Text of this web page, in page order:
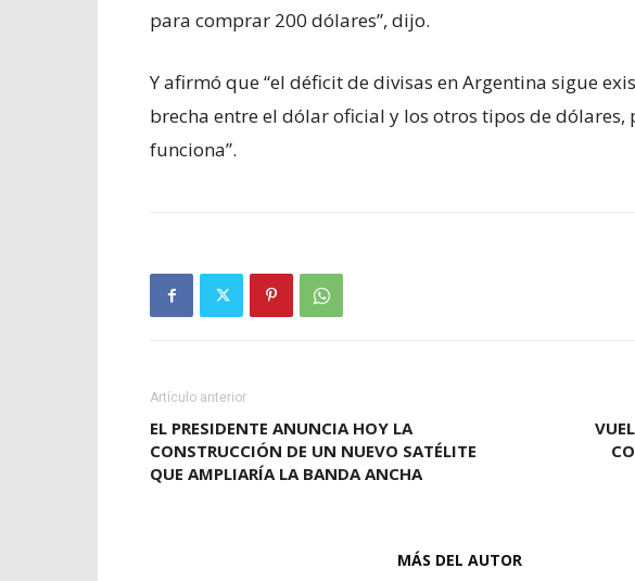
para comprar 200 dólares”, dijo.
Y afirmó que “el déficit de divisas en Argentina sigue
brecha entre el dólar oficial y los otros tipos de dólares,
funciona”.
Artículo anterior
EL PRESIDENTE ANUNCIA HOY LA
CONSTRUCCIÓN DE UN NUEVO SATÉLITE
QUE AMPLIARÍA LA BANDA ANCHA
MÁS DEL AUTOR